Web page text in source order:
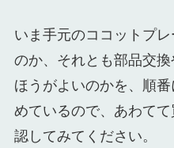
いま手元のココットプ
のか、それとも部品交
ほうがよいのかを、順
めているので、あわて
認してみてください。